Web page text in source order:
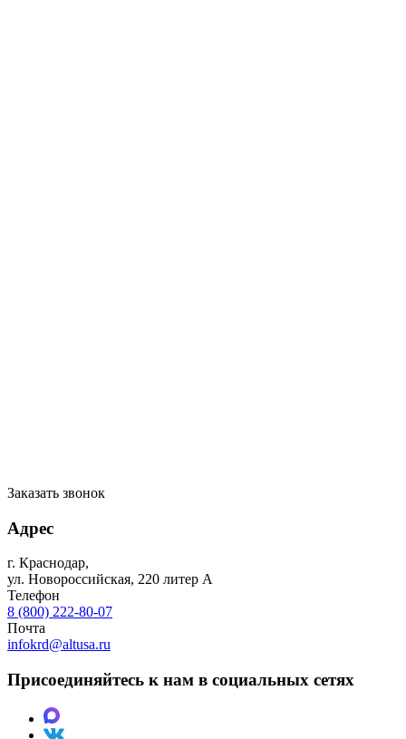
Заказать звонок
Адрес
г. Краснодар,
ул. Новороссийская, 220 литер А
Телефон
8 (800) 222-80-07
Почта
infokrd@altusa.ru
Присоединяйтесь к нам в социальных сетях